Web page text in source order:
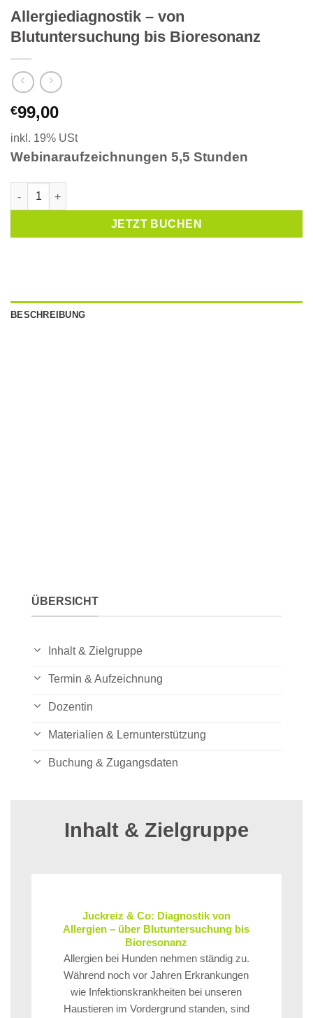
Allergiediagnostik – von
Blutuntersuchung bis Bioresonanz
€99,00
inkl. 19% USt
Webinaraufzeichnungen 5,5 Stunden
Allergiediagnostik – von Blutuntersuchung bis Bioresonanz
JETZT BUCHEN
BESCHREIBUNG
ÜBERSICHT
Inhalt & Zielgruppe
Termin & Aufzeichnung
Dozentin
Materialien & Lernunterstützung
Buchung & Zugangsdaten
Inhalt & Zielgruppe
Juckreiz & Co: Diagnostik von
Allergien – über Blutuntersuchung bis
Bioresonanz
Allergien bei Hunden nehmen ständig zu.
Während noch vor Jahren Erkrankungen
wie Infektionskrankheiten bei unseren
Haustieren im Vordergrund standen, sind